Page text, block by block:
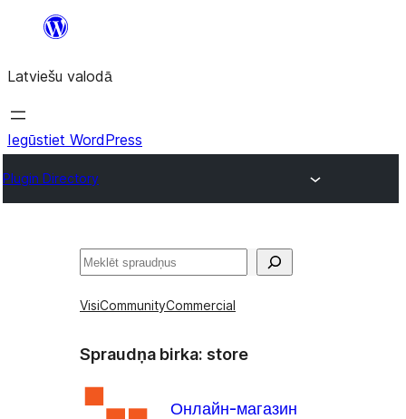
Pāriet
saturu
Latviešu valodā
Iegūstiet WordPress
Plugin Directory
Meklēt
VisiCommunityCommercial
Spraudņa birka: store
Онлайн-магазин